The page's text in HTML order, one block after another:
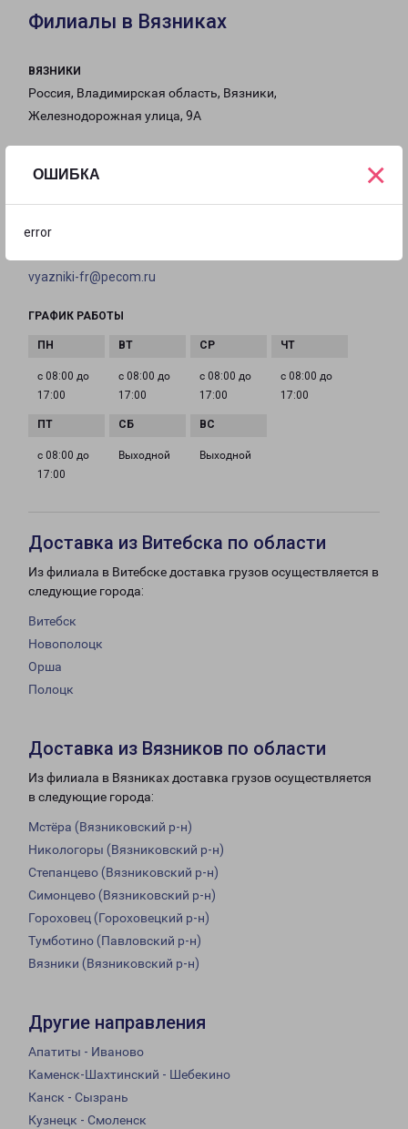
ОШИБКА
error
×
Филиалы в Вязниках
ВЯЗНИКИ
Россия, Владимирская область, Вязники,
Железнодорожная улица, 9А
vyazniki-fr@pecom.ru
ГРАФИК РАБОТЫ
с 08:00 до
17:00
с 08:00 до
17:00
с 08:00 до
17:00
с 08:00 до
17:00
с 08:00 до
17:00
Выходной Выходной
Доставка из Витебска по области
Из филиала в Витебске доставка грузов осуществляется в
следующие города:
Витебск
Новополоцк
Орша
Полоцк
Доставка из Вязников по области
Из филиала в Вязниках доставка грузов осуществляется
в следующие города:
Мстёра (Вязниковский р-н)
Никологоры (Вязниковский р-н)
Степанцево (Вязниковский р-н)
Симонцево (Вязниковский р-н)
Гороховец (Гороховецкий р-н)
Тумботино (Павловский р-н)
Вязники (Вязниковский р-н)
Другие направления
Апатиты - Иваново
Каменск-Шахтинский - Шебекино
Канск - Сызрань
Кузнецк - Смоленск